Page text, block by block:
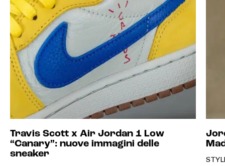
Travis Scott x Air Jordan 1 Low
“Canary”: nuove immagini delle
sneaker